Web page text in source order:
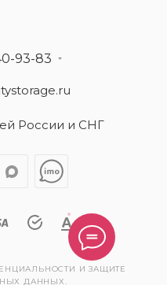
93-83
России и СНГ
И ЗАЩИТЕ
ДАННЫХ.